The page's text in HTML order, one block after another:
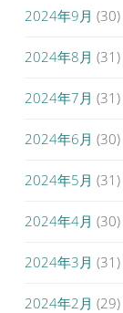
2024年9月 (30)
2024年8月 (31)
2024年7月 (31)
2024年6月 (30)
2024年5月 (31)
2024年4月 (30)
2024年3月 (31)
2024年2月 (29)